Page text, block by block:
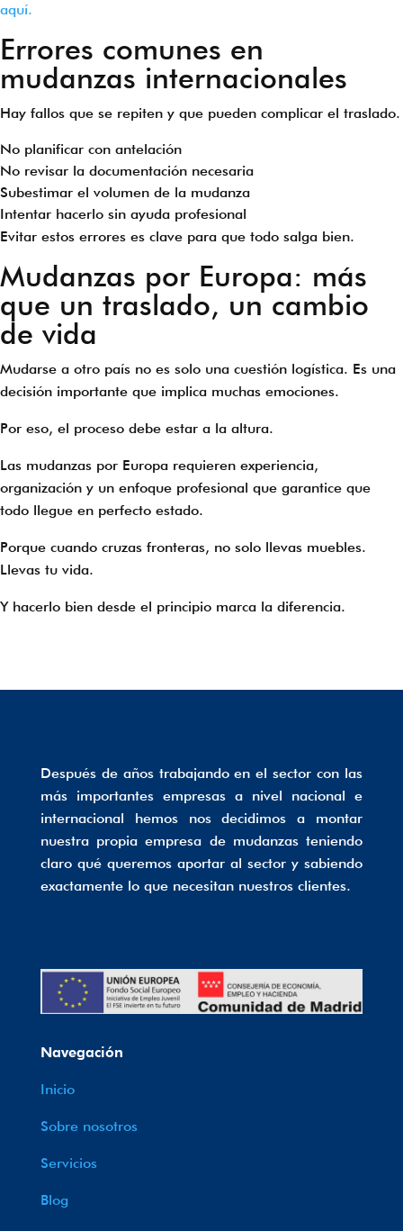
aquí.
Errores comunes en
mudanzas internacionales
Hay fallos que se repiten y que pueden complicar el traslado.
No planificar con antelación
No revisar la documentación necesaria
Subestimar el volumen de la mudanza
Intentar hacerlo sin ayuda profesional
Evitar estos errores es clave para que todo salga bien.
Mudanzas por Europa: más
que un traslado, un cambio
de vida
Mudarse a otro país no es solo una cuestión logística. Es una
decisión importante que implica muchas emociones.
Por eso, el proceso debe estar a la altura.
Las mudanzas por Europa requieren experiencia,
organización y un enfoque profesional que garantice que
todo llegue en perfecto estado.
Porque cuando cruzas fronteras, no solo llevas muebles.
Llevas tu vida.
Y hacerlo bien desde el principio marca la diferencia.
Después de años trabajando en el sector con las
más importantes empresas a nivel nacional e
internacional hemos nos decidimos a montar
nuestra propia empresa de mudanzas teniendo
claro qué queremos aportar al sector y sabiendo
exactamente lo que necesitan nuestros clientes.
Navegación
Inicio
Sobre nosotros
Servicios
Blog